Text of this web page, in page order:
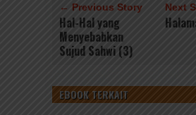
← Previous Story
Hal-Hal yang
Menyebabkan
Sujud Sahwi (3)
Next
EBOOK TERKAIT